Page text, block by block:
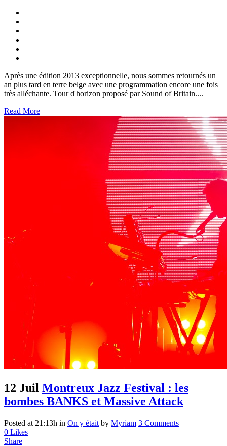
Après une édition 2013 exceptionnelle, nous sommes retournés un
an plus tard en terre belge avec une programmation encore une fois
très alléchante. Tour d'horizon proposé par Sound of Britain....
Read More
12 Juil Montreux Jazz Festival : les
bombes BANKS et Massive Attack
Posted at 21:13h in On y était by Myriam 3 Comments
0 Likes
Share